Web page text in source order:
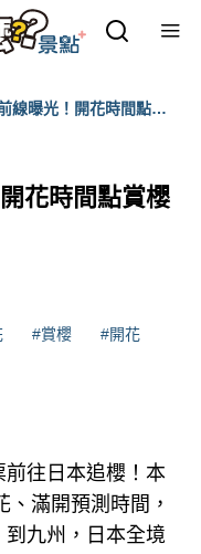
線曝光！開花時間點賞
花時間點賞櫻
#賞櫻 #開花
前往日本追櫻！本
滿開預測時間，
九州，日本全境